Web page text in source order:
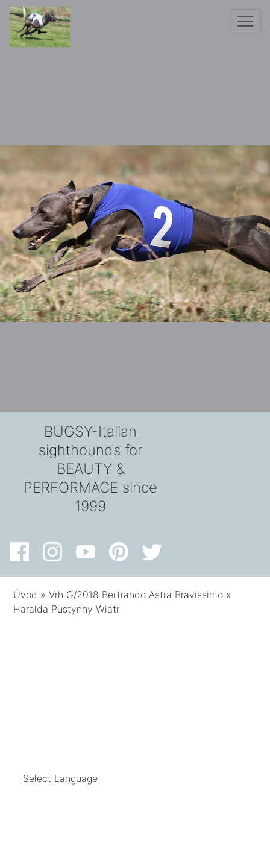
BUGSY-Italian
sighthounds for
BEAUTY &
PERFORMACE since
1999
Úvod »Vrh G/2018 Bertrando Astra Bravissimo x
Haralda Pustynny Wiatr
Select Language